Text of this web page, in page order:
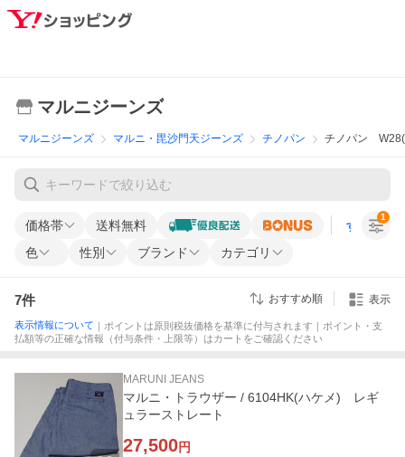
マルニジーンズ
マルニジーンズ マルニ・毘沙門天ジーンズ チノパン チノパン
価格帯 送料無料 すべての条
色 性別 ブランド カテゴリ
1
7件 おすすめ順 表示
表示情報について ｜ポイントは原則税抜価格を基準に付与されます｜ポイント・支
払額等の正確な情報（付与条件・上限等）はカートをご確認ください
MARUNI JEANS
マルニ・トラウザー / 6104HK(ハケメ) レギ
ュラーストレート
27,500円